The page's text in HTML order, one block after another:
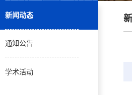
新闻动态
通知公告
学术活动